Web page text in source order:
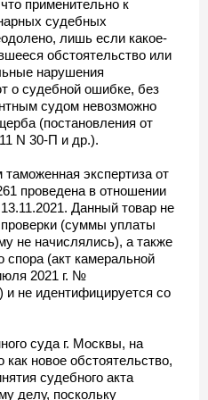
применительно к
судебных
лишь если какое-
обстоятельство или
нарушения
о судебной ошибке, без
судом невозможно
(постановления от
N 30-П и др.).
экспертиза от
проведена в отношении
Данный товар не
(суммы уплаты
не начислялись), а также
(акт камеральной
2021 г. №
и не идентифицируется со
суда г. Москвы, на
новое обстоятельство,
судебного акта
делу, поскольку